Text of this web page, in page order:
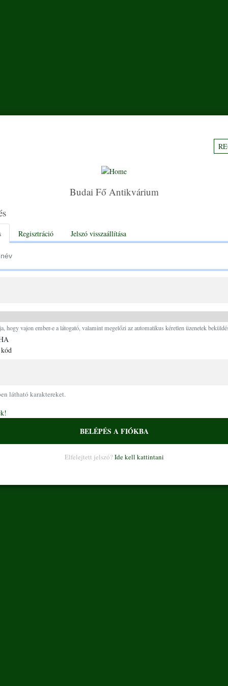
Budai Fő Antikvárium
Regisztráció Jelszó visszaállítása
hogy vajon ember-e a látogató, valamint megelőzi az automatikus kéretlen üzenetek
látható karaktereket.
BELÉPÉS A FIÓKBA
Elfelejtett jelszó? Ide kell kattintani